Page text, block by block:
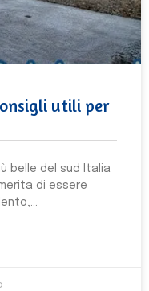
utili per
belle del sud Italia
di essere